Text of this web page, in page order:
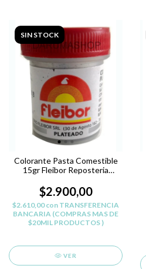
SIN STOCK
Colorante Pasta Comestible
15gr Fleibor Reposteria
$2.900,00
$2.610,00con TRANSFERENCIA
BANCARIA (COMPRAS MAS DE
$20MIL PRODUCTOS )
VER